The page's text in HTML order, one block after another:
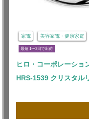
家電 美容家電・健康家電
最短 1〜3日で出荷
ヒロ・コーポレーショ
HRS-1539 クリスタル